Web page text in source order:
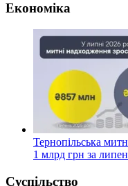
Економіка
Тернопільська
1 млрд грн за
Суспільство